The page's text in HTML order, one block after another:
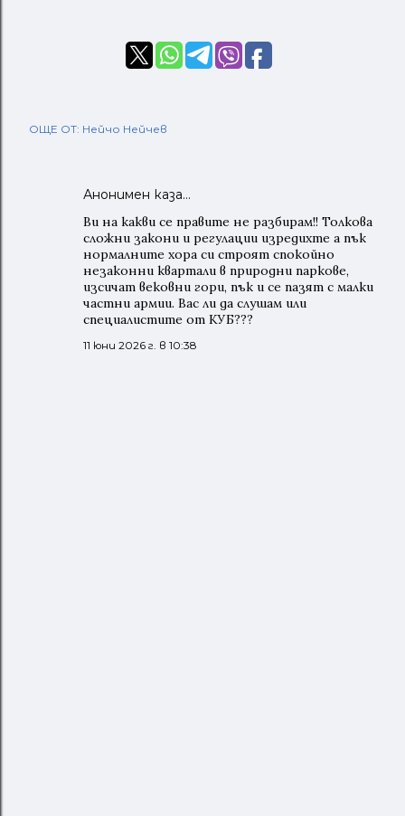
ОЩЕ ОТ: Нейчо Нейчев
Анонимен каза…
Ви на какви се правите не разбирам!! Толкова
сложни закони и регулации изредихте а пък
нормалните хора си строят спокойно
незаконни квартали в природни паркове,
изсичат вековни гори, пък и се пазят с малки
частни армии. Вас ли да слушам или
специалистите от КУБ???
11 юни 2026 г. в 10:38